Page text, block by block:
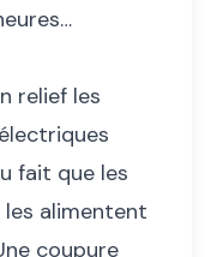
relief les
fait que les
alimentent
coupure